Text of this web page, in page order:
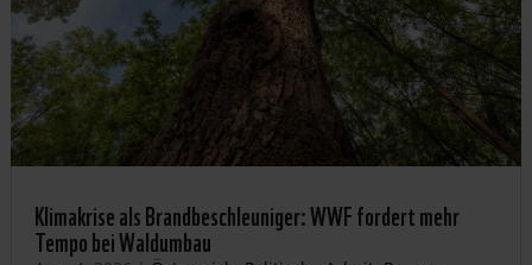
Klimakrise als Brandbeschleuniger: WWF fordert mehr
Tempo bei Waldumbau